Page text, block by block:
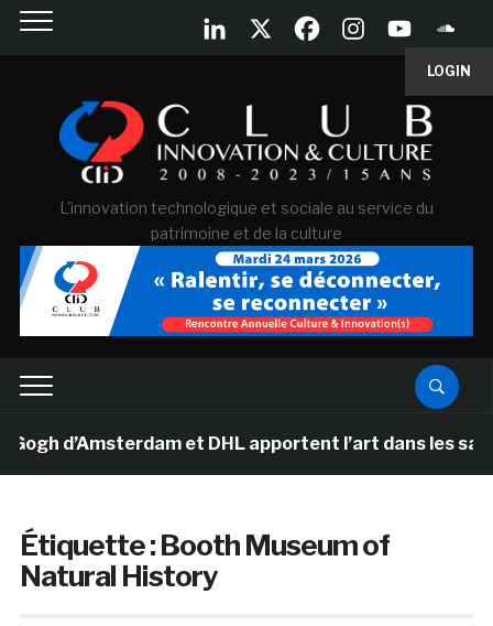
LOGIN
L'innovation technologique et sociale au service du
patrimoine et de la culture
d’Amsterdam et DHL apportent l’art dans les salles
Étiquette :Booth Museum of
Natural History